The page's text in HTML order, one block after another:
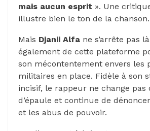
mais aucun esprit ». Une
illustre bien le ton de la chanson.
Mais Djanii Alfa ne s’arrête pas
également de cette plateforme
son mécontentement envers les
militaires en place. Fidèle à son
incisif, le rappeur ne change pas
d’épaule et continue de
et les abus de pouvoir.